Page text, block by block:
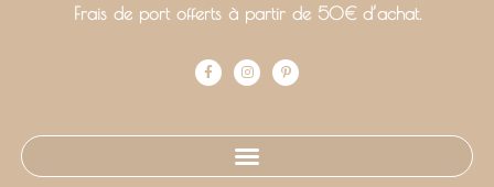
Frais de port offerts à partir de 50€ d’achat.